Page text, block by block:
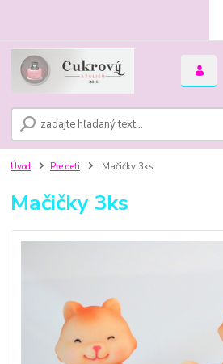
Úvod Pre deti Mačičky 3ks
Mačičky 3ks